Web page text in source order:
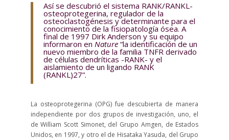
Así se descubrió el sistema RANK/RANKL-
osteoprotegerina, regulador de la
osteoclastogénesis y determinante para el
conocimiento de la fisiopatología ósea. A
final de 1997 Dirk Anderson y su equipo
informaron en Nature“la identificación de un
nuevo miembro de la familia TNFR derivado
de células dendríticas -RANK- y el
aislamiento de un ligando RANK
(RANKL)27”.
La osteoprotegerina (OPG) fue descubierta de manera
independiente por dos grupos de investigación, uno, el
de William Scott Simonet, del Grupo Amgen, de Estados
Unidos, en 1997, y otro el de Hisataka Yasuda, del Grupo